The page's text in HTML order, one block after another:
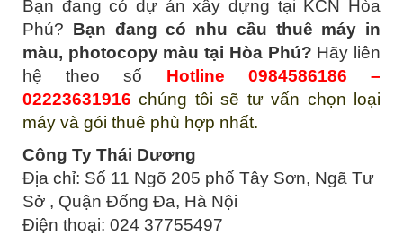
Bạn đang có dự án xây dựng tại KCN Hòa
Phú? Bạn đang có nhu cầu thuê máy in
màu, photocopy màu tại Hòa Phú? Hãy liên
hệ theo số Hotline 0984586186 –
02223631916 chúng tôi sẽ tư vấn chọn loại
máy và gói thuê phù hợp nhất.
Công Ty Thái Dương
Địa chỉ: Số 11 Ngõ 205 phố Tây Sơn, Ngã Tư
Sở , Quận Đống Đa, Hà Nội
Điện thoại: 024 37755497